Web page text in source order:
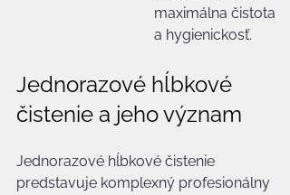
maximálna čistota
a hygienickosť.
Jednorazové hĺbkové
čistenie a jeho význam
Jednorazové hĺbkové čistenie
predstavuje komplexný profesionálny